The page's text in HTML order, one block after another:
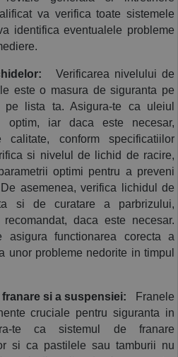
va verifica toate sistemele
identifica eventualele probleme
Verificarea nivelului de
este o masura de siguranta pe
lista ta. Asigura-te ca uleiul
optim, iar daca este necesar,
conform specificatiilor
si nivelul de lichid de racire,
optimi pentru a preveni
asemenea, verifica lichidul de
si de curatare a parbrizului,
daca este necesar.
asigura functionarea corecta a
unor probleme nedorite in timpul
si a suspensiei:
Franele
cruciale pentru siguranta in
te ca sistemul de franare
si ca pastilele sau tamburii nu